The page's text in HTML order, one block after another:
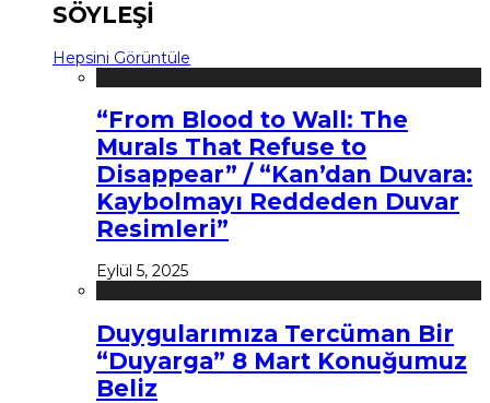
SÖYLEŞİ
Hepsini Görüntüle
“From Blood to Wall: The
Murals That Refuse to
Disappear” / “Kan’dan Duvara:
Kaybolmayı Reddeden Duvar
Resimleri”
Eylül 5, 2025
Duygularımıza Tercüman Bir
“Duyarga” 8 Mart Konuğumuz
Beliz